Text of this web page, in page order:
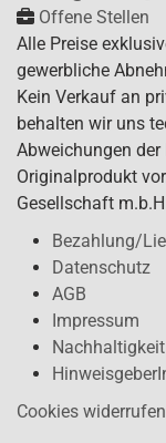
Offene Stellen
Alle Preise
gewerbliche
Kein Verkauf an
behalten wir uns
Abweichungen der
Originalprodukt
Gesellschaft
Bezahlung/
Datenschutz
AGB
Impressum
Nachhaltigkeit
Cookies widerrufen